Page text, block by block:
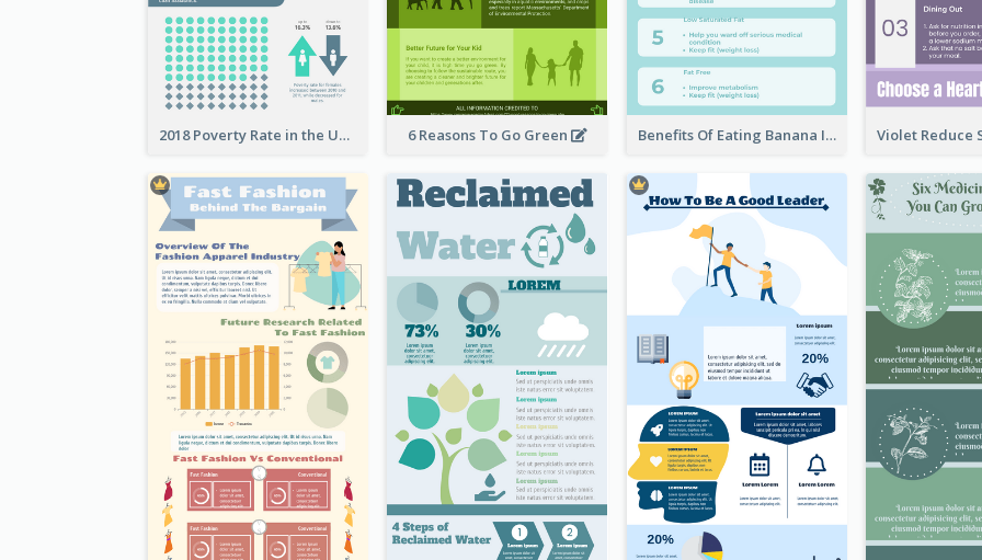
2018 Poverty Rate in the United States Infographic 6 Reasons To Go Green Benefits Of Eating Banana Infographic